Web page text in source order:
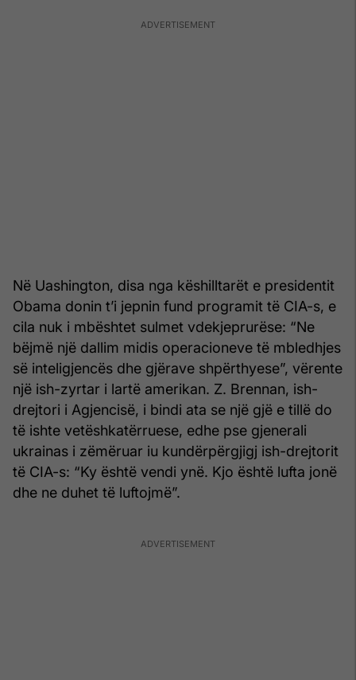
Në Uashington, disa nga këshilltarët e presidentit
Obama donin t’i jepnin fund programit të CIA-s, e
cila nuk i mbështet sulmet vdekjeprurëse: “Ne
bëjmë një dallim midis operacioneve të mbledhjes
së inteligjencës dhe gjërave shpërthyese”, vërente
një ish-zyrtar i lartë amerikan. Z. Brennan, ish-
drejtori i Agjencisë, i bindi ata se një gjë e tillë do
të ishte vetëshkatërruese, edhe pse gjenerali
ukrainas i zëmëruar iu kundërpërgjigj ish-drejtorit
të CIA-s: “Ky është vendi ynë. Kjo është lufta jonë
dhe ne duhet të luftojmë”.